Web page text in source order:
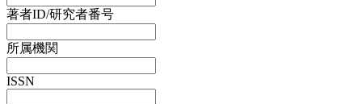
著者ID/研究者番号
所属機関
ISSN